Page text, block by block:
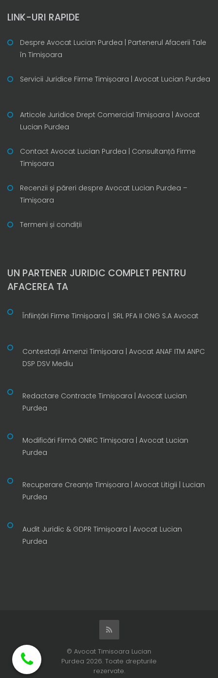
LINK-URI RAPIDE
Despre Avocat Lucian Purdea | Partenerul Afacerii Tale
în Timișoara
Servicii Juridice Firme Timișoara | Avocat Lucian Purdea
Articole Juridice Drept Comercial Timișoara | Avocat
Lucian Purdea
Contact Avocat Lucian Purdea | Consultanță Firme
Timișoara
Recenzii și păreri despre Avocat Lucian Purdea –
Timișoara
Termeni și condiții
UN PARTENER JURIDIC COMPLET PENTRU
AFACEREA TA
Înființări Firme Timișoara | SRL PFA II ONG S.A Avocat
Contestații Amenzi Timișoara | Avocat ANAF ITM ANPC
DSP DSV Mediu
Redactare Contracte Timișoara | Avocat Lucian
Purdea
Modificări Firmă ONRC Timișoara | Avocat Lucian
Purdea
Recuperare Creanțe Timișoara | Avocat Litigii | Lucian
Purdea
Audit Juridic & GDPR Timișoara | Avocat Lucian
Purdea
© Avocat Timisoara Lucian
Purdea 2026. Toate drepturile
rezervate.